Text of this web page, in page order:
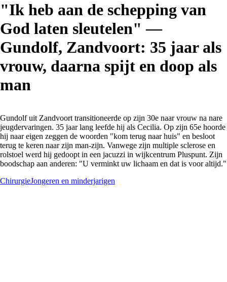
"Ik heb aan de schepping van
God laten sleutelen" —
Gundolf, Zandvoort: 35 jaar als
vrouw, daarna spijt en doop als
man
Gundolf uit Zandvoort transitioneerde op zijn 30e naar vrouw na nare
jeugdervaringen. 35 jaar lang leefde hij als Cecilia. Op zijn 65e hoorde
hij naar eigen zeggen de woorden "kom terug naar huis" en besloot
terug te keren naar zijn man-zijn. Vanwege zijn multiple sclerose en
rolstoel werd hij gedoopt in een jacuzzi in wijkcentrum Pluspunt. Zijn
boodschap aan anderen: "U verminkt uw lichaam en dat is voor altijd."
ChirurgieJongeren en minderjarigen